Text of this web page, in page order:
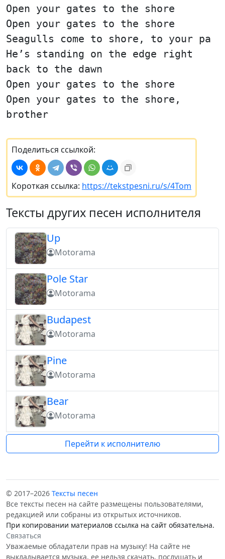
Open your gates to the shore
Open your gates to the shore
Seagulls come to shore, to your pa
He’s standing on the edge right
back to the dawn
Open your gates to the shore
Open your gates to the shore,
brother
Поделиться ссылкой:
Короткая ссылка: https://tekstpesni.ru/s/4Tom
Тексты других песен исполнителя
Up
Motorama
Pole Star
Motorama
Budapest
Motorama
Pine
Motorama
Bear
Motorama
Перейти к исполнителю
© 2017–2026 Тексты песен
Все тексты песен на сайте размещены пользователями,
редакцией или собраны из открытых источников.
При копировании материалов ссылка на сайт обязательна.
Связаться
Уважаемые обладатели прав на музыку! На сайте не
выкладывается музыка, ее нельзя скачать, послушать и